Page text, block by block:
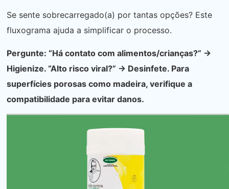
Se sente sobrecarregado(a) por tantas opções? Este
fluxograma ajuda a simplificar o processo.
Pergunte: “Há contato com alimentos/crianças?” →
Higienize. “Alto risco viral?” → Desinfete. Para
superfícies porosas como madeira, verifique a
compatibilidade para evitar danos.